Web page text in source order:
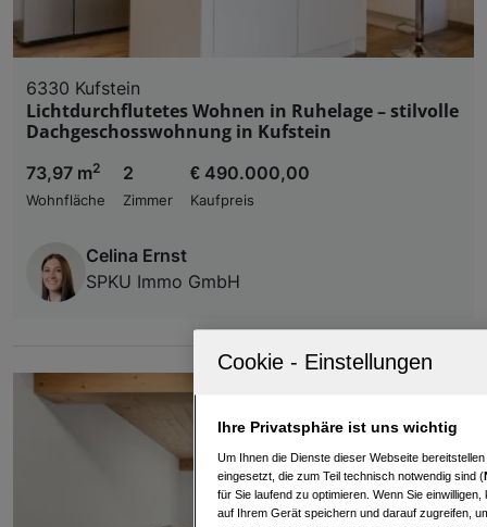
6330 Kufstein
Lichtdurchflutetes Wohnen in Ruhelage – stilvolle
Dachgeschosswohnung in Kufstein
73,97 m2
Wohnfläche
2
Zimmer
€ 490.000,00
Kaufpreis
Celina Ernst
SPKU Immo GmbH
Ihre Privatsphäre ist uns wichtig
Um Ihnen die Dienste dieser Webseite
eingesetzt, die zum Teil technisch notwendig sind (
für Sie laufend zu optimieren. Wenn Sie
auf Ihrem Gerät speichern und darauf zugreifen,